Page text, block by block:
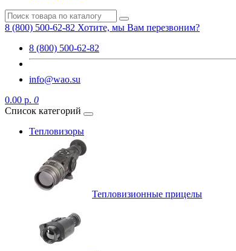
8 (800) 500-62-82 Хотите, мы Вам перезвоним?
8 (800) 500-62-82
info@wao.su
0.00 р. 0
Список категорий
Тепловизоры
Тепловизионные прицелы